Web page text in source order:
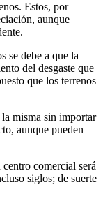
Estos, por
aunque
se debe a que la
del desgaste que
que los terrenos
la misma sin importar
aunque pueden
comercial será
siglos; de suerte